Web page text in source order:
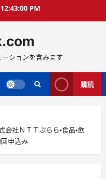
12:43:01 PM
ションを含みます
購読
社ＮＴＴぷらら・食品・飲
申込み